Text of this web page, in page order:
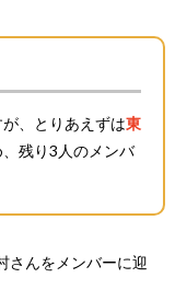
、とりあえずは東
、残り3人のメンバ
さんをメンバーに迎